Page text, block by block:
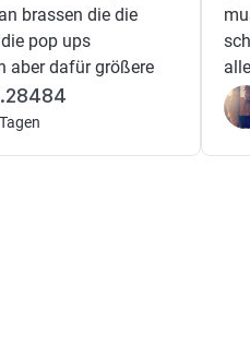
brassen die die
pop ups
aber dafür größere